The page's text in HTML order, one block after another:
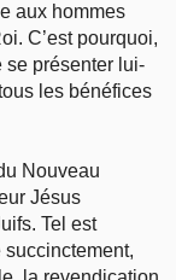
aux hommes
C’est pourquoi,
se présenter lui-
les bénéfices
Nouveau
Jésus
Tel est